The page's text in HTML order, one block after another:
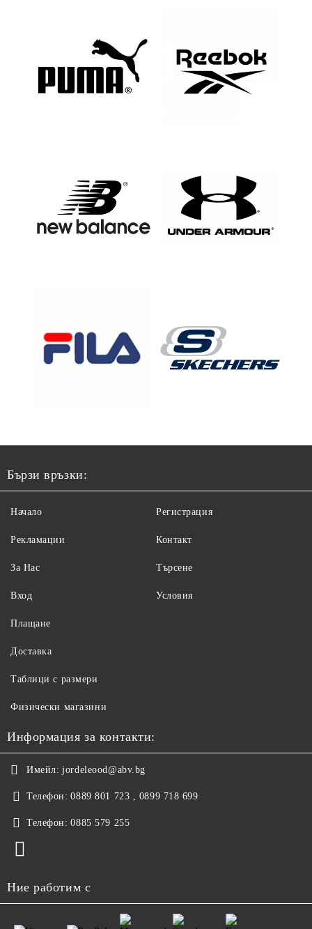
Бързи връзки:
Начало
Рекламации
За Нас
Вход
Регистрация
Контакт
Търсене
Условия
Плащане
Доставка
Таблици с размери
Физически магазини
Информация за контакти:
Имейл: jordeleood@abv.bg
Телефон: 0889 801 723 , 0899 718 699
Телефон: 0885 579 255
Ние работим с